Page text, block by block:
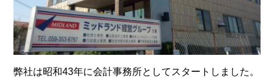
弊社は昭和43年に会計事務所としてスタートしました。